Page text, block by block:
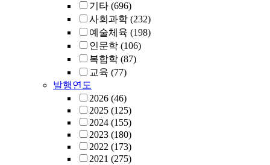
기타 (696)
사회과학 (232)
예술체육 (198)
인문학 (106)
복합학 (87)
교육 (77)
발행연도
2026 (46)
2025 (125)
2024 (155)
2023 (180)
2022 (173)
2021 (275)